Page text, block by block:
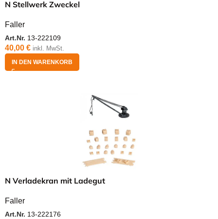
N Stellwerk Zweckel
Faller
Art.Nr. 13-222109
40,00 € inkl. MwSt.
IN DEN WARENKORB
N Verladekran mit Ladegut
Faller
Art.Nr. 13-222176